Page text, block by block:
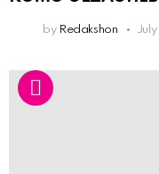
by Redakshon